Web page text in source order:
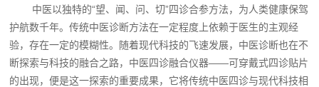
中医以独特的“望、闻、问、切”四诊合参方法，为人类健康保驾
护航数千年。传统中医诊断方法在一定程度上依赖于医生的主观经
验，存在一定的模糊性。随着现代科技的飞速发展，中医诊断也在不
断探索与科技的融合之路，中医四诊融合仪器——可穿戴式四诊贴片
的出现，便是这一探索的重要成果，它将传统中医四诊与现代科技相